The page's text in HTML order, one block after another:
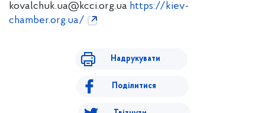
kovalchuk.ua@kcci.org.ua https://kiev-
chamber.org.ua/
Надрукувати
Поділитися